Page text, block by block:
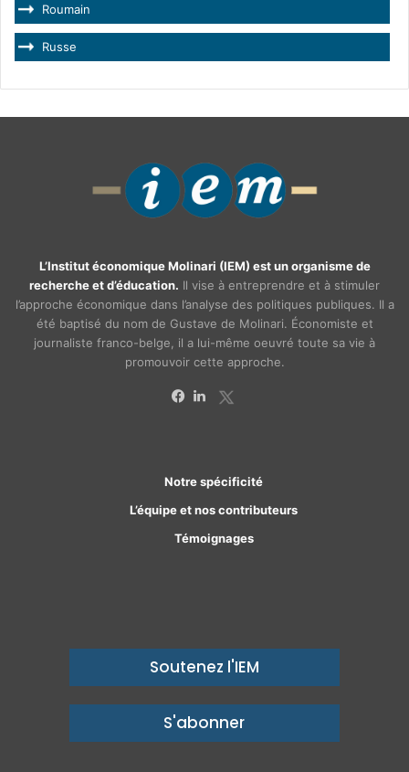
Roumain
Russe
L’Institut économique Molinari (IEM) est un organisme de
recherche et d’éducation. Il vise à entreprendre et à stimuler
l’approche économique dans l’analyse des politiques publiques. Il a
été baptisé du nom de Gustave de Molinari. Économiste et
journaliste franco-belge, il a lui-même oeuvré toute sa vie à
promouvoir cette approche.
Notre spécificité
L’équipe et nos contributeurs
Témoignages
Soutenez l'IEM
S'abonner